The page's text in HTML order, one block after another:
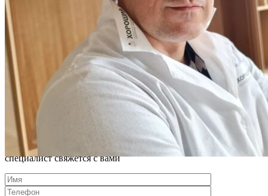
РЕСТАВРАЦИЯ НЕБОЛЬШИХ ВМЯТИН НА ПАРКЕТЕ.
ПОЛЫ, ПОКРЫТЫЕ МАСЛОМ И ТВЕРДЫМ ВОСКОМ
Читать полностью
12.01.2026
Все новости о Coswick
Паркет елка COSWICK Английская елка (90°) Дуб
Соломенный (Straw) Натуральная палитра (Natural Touch
collection) Масло шелковое ультраматовое Таверн Штучный
паркет 1151-4841-20
Оставьте своё имя и телефон и наш
специалист свяжется с вами